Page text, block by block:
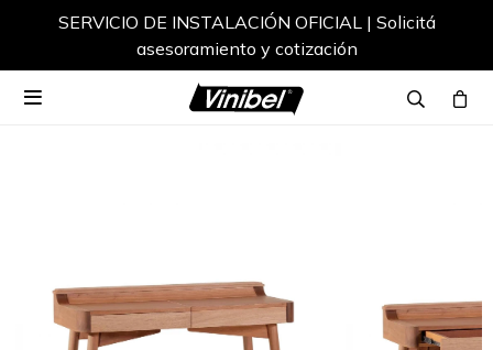
SERVICIO DE INSTALACIÓN OFICIAL | Solicitá
asesoramiento y cotización
